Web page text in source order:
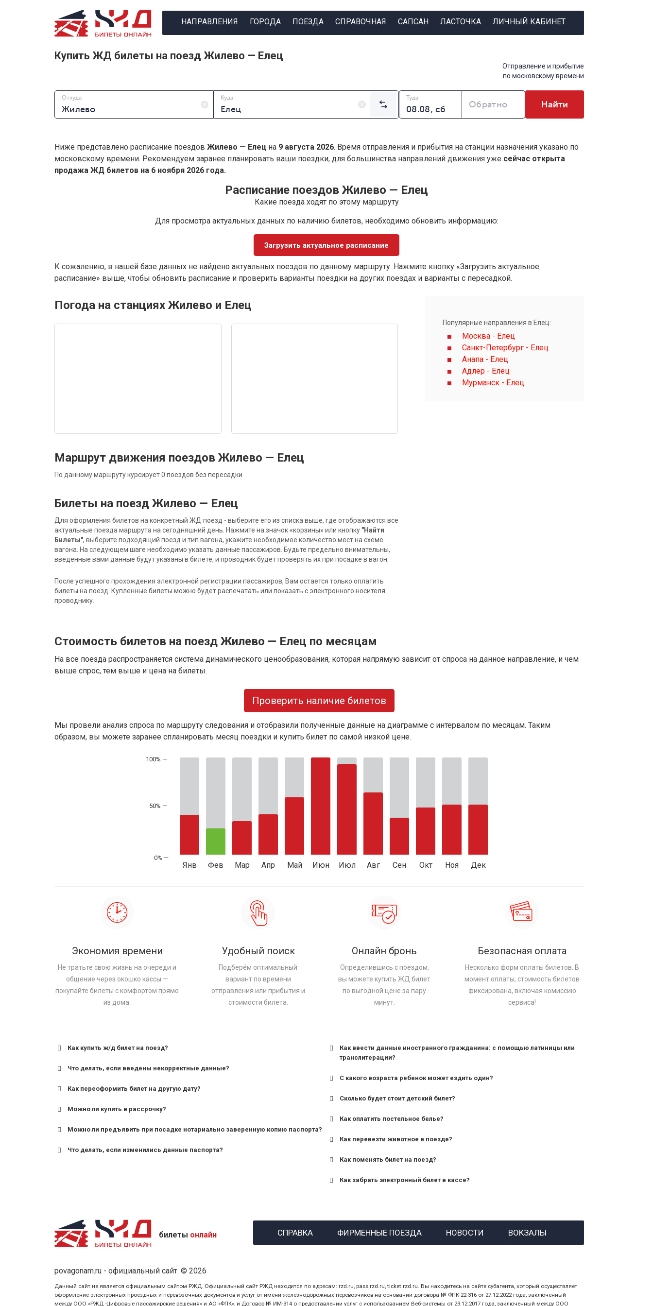
НАПРАВЛЕНИЯ ГОРОДА ПОЕЗДА СПРАВОЧНАЯ САПСАН ЛАСТОЧКА ЛИЧНЫЙ КАБИНЕТ
Купить ЖД билеты на поезд Жилево — Елец
Отправление и прибытие
по московскому времени
Откуда Куда Туда
Обратно Найти
Ниже представлено расписание поездов Жилево — Елец на 9 августа 2026. Время отправления и прибытия на станции назначения указано по
московскому времени. Рекомендуем заранее планировать ваши поездки, для большинства направлений движения уже сейчас открыта
продажа ЖД билетов на 6 ноября 2026 года.
Расписание поездов Жилево — Елец
Какие поезда ходят по этому маршруту
Для просмотра актуальных данных по наличию билетов, необходимо обновить информацию:
Загрузить актуальное расписание
К сожалению, в нашей базе данных не найдено актуальных поездов по данному маршруту. Нажмите кнопку «Загрузить актуальное
расписание» выше, чтобы обновить расписание и проверить варианты поездки на других поездах и варианты с пересадкой.
Погода на станциях Жилево и Елец
Маршрут движения поездов Жилево — Елец
По данному маршруту курсирует 0 поездов без пересадки.
Билеты на поезд Жилево — Елец
Для оформления билетов на конкретный ЖД поезд - выберите его из списка выше, где отображаются все
актуальные поезда маршрута на сегодняшний день. Нажмите на значок «корзины» или кнопку "Найти
Билеты", выберите подходящий поезд и тип вагона, укажите необходимое количество мест на схеме
вагона. На следующем шаге необходимо указать данные пассажиров. Будьте предельно внимательны,
введенные вами данные будут указаны в билете, и проводник будет проверять их при посадке в вагон.
После успешного прохождения электронной регистрации пассажиров, Вам остается только оплатить
билеты на поезд. Купленные билеты можно будет распечатать или показать с электронного носителя
проводнику.
Популярные направления в Елец:
Москва - Елец
Санкт-Петербург - Елец
Анапа - Елец
Адлер - Елец
Мурманск - Елец
Стоимость билетов на поезд Жилево — Елец по месяцам
На все поезда распространяется система динамического ценообразования, которая напрямую зависит от спроса на данное направление, и чем
выше спрос, тем выше и цена на билеты.
Проверить наличие билетов
Мы провели анализ спроса по маршруту следования и отобразили полученные данные на диаграмме с интервалом по месяцам. Таким
образом, вы можете заранее спланировать месяц поездки и купить билет по самой низкой цене.
50% —
Янв Фев Мар Апр Май Июн Июл Авг Сен Окт Ноя Дек
Экономия времени
Не тратьте свою жизнь на очереди и
общение через окошко кассы —
покупайте билеты с комфортом прямо
из дома.
Удобный поиск
Подберём оптимальный
вариант по времени
отправления или прибытия и
стоимости билета.
Онлайн бронь
Определившись с поездом,
вы можете купить ЖД билет
по выгодной цене за пару
минут.
Безопасная оплата
Несколько форм оплаты билетов. В
момент оплаты, стоимость билетов
фиксирована, включая комиссию
сервиса!
Как купить ж/д билет на поезд?
Что делать, если введены некорректные данные?
Как переоформить билет на другую дату?
Можно ли купить в рассрочку?
Можно ли предъявить при посадке нотариально заверенную копию паспорта?
Что делать, если изменились данные паспорта?
Как ввести данные иностранного гражданина: с помощью латиницы или
транслитерации?
С какого возраста ребенок может ездить один?
для поездов дальнего следования — от 10 лет и старше;
Сколько будет стоит детский билет?
Как оплатить постельное белье?
Как перевезти животное в поезде?
Как поменять билет на поезд?
Как забрать электронный билет в кассе?
назвав кассиру 14-значный номер заказа;
билеты онлайн СПРАВКА ФИРМЕННЫЕ ПОЕЗДА НОВОСТИ ВОКЗАЛЫ
povagonam.ru - официальный сайт. © 2026
Данный сайт не является официальным сайтом РЖД. Официальный сайт РЖД находится по адресам: rzd.ru, pass.rzd.ru, ticket.rzd.ru. Вы находитесь на сайте субагента, который осуществляет
оформление электронных проездных и перевозочных документов и услуг от имени железнодорожных перевозчиков на основании договора № ФПК-22-316 от 27.12.2022 года, заключенный
между ООО «РЖД -Цифровые пассажирские решения» и АО «ФПК», и Договор № ИМ-314 о предоставлении услуг с использованием Веб-системы от 29.12.2017 года, заключенный между ООО